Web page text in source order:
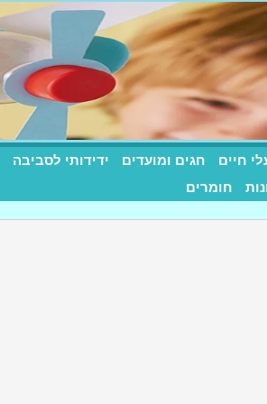
שילדים אוהבים
חיים חגים ומועדים ידידותי לסביבה
חומרים